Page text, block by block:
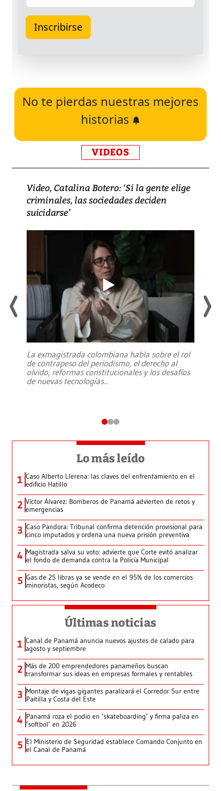
No te pierdas nuestras mejores
historias
VIDEOS
Video, Catalina Botero: ‘Si la gente elige
criminales, las sociedades deciden
suicidarse’
La exmagistrada colombiana habla sobre el rol
de contrapeso del periodismo, el derecho al
olvido, reformas constitucionales y los desafíos
de nuevas tecnologías...
Lo más leído
1 Caso Alberto Llerena: las claves del enfrentamiento en el
edificio Hatillo
2 Víctor Álvarez: Bomberos de Panamá advierten de retos y
emergencias
3 Caso Pandora: Tribunal confirma detención provisional para
cinco imputados y ordena una nueva prisión preventiva
4 Magistrada salva su voto: advierte que Corte evitó analizar
el fondo de demanda contra la Policía Municipal
5 Gas de 25 libras ya se vende en el 95% de los comercios
minoristas, según Acodeco
Últimas noticias
1 Canal de Panamá anuncia nuevos ajustes de calado para
agosto y septiembre
2 Más de 200 emprendedores panameños buscan
transformar sus ideas en empresas formales y rentables
3 Montaje de vigas gigantes paralizará el Corredor Sur entre
Paitilla y Costa del Este
4 Panamá roza el podio en ‘skateboarding’ y firma paliza en
‘softbol’ en 2026
5 El Ministerio de Seguridad establece Comando Conjunto en
el Canal de Panamá